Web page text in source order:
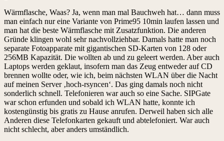
Wärmflasche, Waas? Ja, wenn man mal Bauchweh hat… dann muss
man einfach nur eine Variante von Prime95 10min laufen lassen und
man hat die beste Wärmflasche mit Zusatzfunktion. Die anderen
Gründe klingen wohl sehr nachvollziehbar. Damals hatte man noch
separate Fotoapparate mit gigantischen SD-Karten von 128 oder
256MB Kapazität. Die wollten ab und zu geleert werden. Aber auch
Laptops werden geklaut, insofern man das Zeug entweder auf CD
brennen wollte oder, wie ich, beim nächsten WLAN über die Nacht
auf meinen Server ‚hoch-rsyncen‘. Das ging damals noch nicht
sonderlich schnell. Telefonieren war auch so eine Sache. SIPGate
war schon erfunden und sobald ich WLAN hatte, konnte ich
kostengünstig bis gratis zu Hause anrufen. Derweil haben sich alle
Anderen diese Telefonkarten gekauft und abtelefoniert. War auch
nicht schlecht, aber anders umständlich.